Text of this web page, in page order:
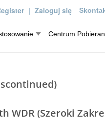
| Zaloguj się
Centrum
WDR (Szeroki